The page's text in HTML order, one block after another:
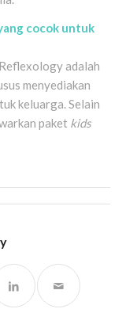
cocok untuk
adalah
menyediakan
keluarga. Selain
paket kids